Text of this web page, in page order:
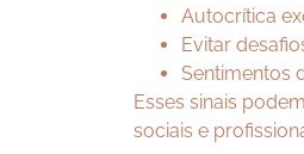
Autocrítica
Evitar
Sentimentos
Esses sinais
sociais e